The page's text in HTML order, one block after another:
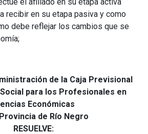
recibir en su etapa pasiva y como
debe reflejar los cambios que se
de la Caja Previsional
para los Profesionales en
Económicas
de Río Negro
RESUELVE: